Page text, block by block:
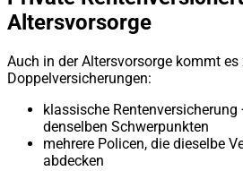
Altersvorsorge
Auch in der Altersvorsorge kommt es
Doppelversicherungen:
klassische Rentenversicherung
denselben Schwerpunkten
mehrere Policen, die dieselbe
abdecken